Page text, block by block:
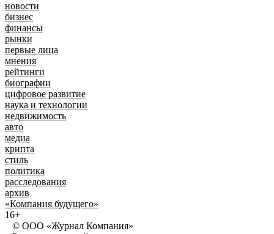
новости
бизнес
финансы
рынки
первые лица
мнения
рейтинги
биографии
цифровое развитие
наука и технологии
недвижимость
авто
медиа
крипта
стиль
политика
расследования
архив
«Компания будущего»
16+
© ООО «Журнал Компания»